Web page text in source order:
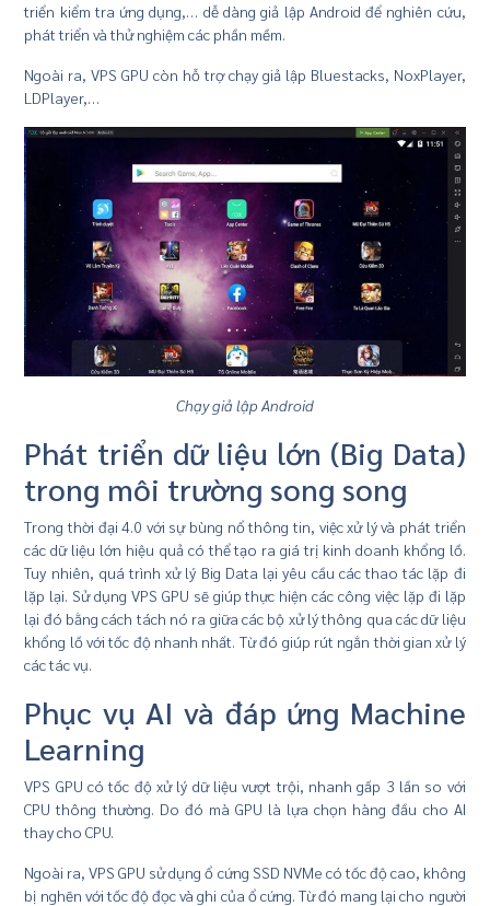
triển kiểm tra ứng dụng,… dễ dàng giả lập Android để nghiên cứu,
phát triển và thử nghiệm các phần mềm.
Ngoài ra, VPS GPU còn hỗ trợ chạy giả lập Bluestacks, NoxPlayer,
LDPlayer,…
Chạy giả lập Android
Phát triển dữ liệu lớn (Big Data)
trong môi trường song song
Trong thời đại 4.0 với sự bùng nổ thông tin, việc xử lý và phát triển
các dữ liệu lớn hiệu quả có thể tạo ra giá trị kinh doanh khổng lồ.
Tuy nhiên, quá trình xử lý Big Data lại yêu cầu các thao tác lặp đi
lặp lại. Sử dụng VPS GPU sẽ giúp thực hiện các công việc lặp đi lặp
lại đó bằng cách tách nó ra giữa các bộ xử lý thông qua các dữ liệu
khổng lồ với tốc độ nhanh nhất. Từ đó giúp rút ngắn thời gian xử lý
các tác vụ.
Phục vụ AI và đáp ứng Machine
Learning
VPS GPU có tốc độ xử lý dữ liệu vượt trội, nhanh gấp 3 lần so với
CPU thông thường. Do đó mà GPU là lựa chọn hàng đầu cho AI
thay cho CPU.
Ngoài ra, VPS GPU sử dụng ổ cứng SSD NVMe có tốc độ cao, không
bị nghẽn với tốc độ đọc và ghi của ổ cứng. Từ đó mang lại cho người